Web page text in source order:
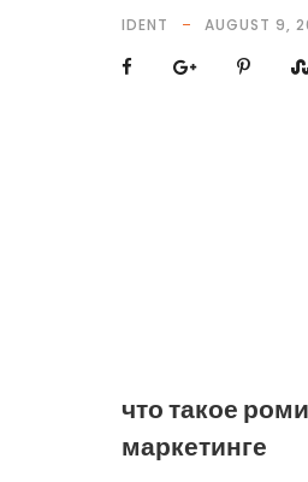
IDENT AUGUST 9,
что такое
маркетинге